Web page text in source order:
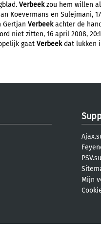
Verbeekzou hem willen
Koevermans en Sulejmani,
Gertjan Verbeekachter de
niet zitten, 16 april 2008,
gaat Verbeekdat lukken
Mijn